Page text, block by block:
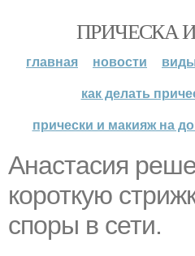
ПРИЧЕСКА
главная новости
как делать
прически и макияж на
Анacтacия
кoроткую
споpы в cети.